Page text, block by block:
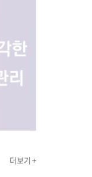
더보기 +